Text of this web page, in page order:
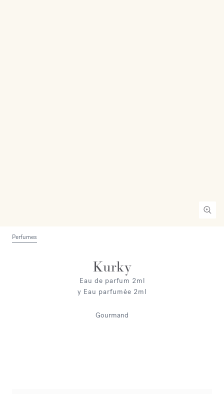
Perfumes
Kurky
Eau de parfum 2ml
y Eau parfumée 2ml
Gourmand